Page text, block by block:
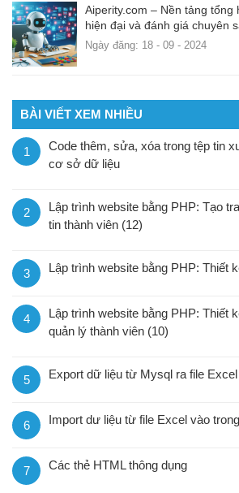
Aiperity.com – Nền tảng tổng
hiện đại và đánh giá chuyên
Ngày đăng: 18 - 09 - 2024
BÀI VIẾT XEM NHIỀU
1
Code thêm, sửa, xóa trong tệp tin
cơ sở dữ liệu
2
Lập trình website bằng PHP: Tạo
tin thành viên (12)
3 Lập trình website bằng PHP: Thiết
4
Lập trình website bằng PHP: Thiết
quản lý thành viên (10)
5 Export dữ liệu từ Mysql ra file Excel
6 Import dư liệu từ file Excel vào
7 Các thẻ HTML thông dụng